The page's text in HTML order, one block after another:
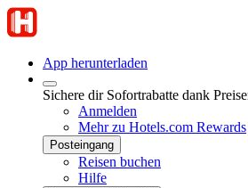
App herunterladen
Sichere dir Sofortrabatte dank
Anmelden
Mehr zu Hotels.com Rewards
Posteingang
Reisen buchen
Hilfe